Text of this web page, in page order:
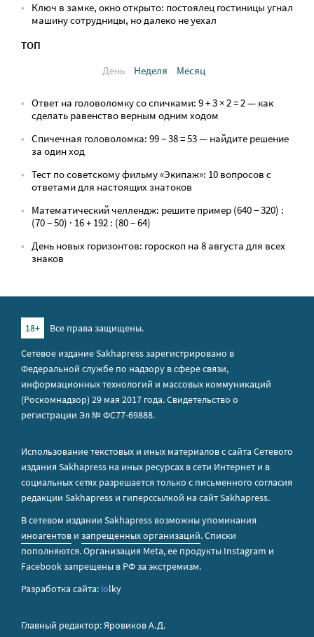
Ключ в замке, окно открыто: постоялец гостиницы угнал
машину сотрудницы, но далеко не уехал
ТОП
День
Неделя Месяц
Ответ на головоломку со спичками: 9 + 3 × 2 = 2 — как
сделать равенство верным одним ходом
Спичечная головоломка: 99 − 38 = 53 — найдите решение
за один ход
Тест по советскому фильму «Экипаж»: 10 вопросов с
ответами для настоящих знатоков
Математический челлендж: решите пример (640 − 320) :
(70 − 50) · 16 + 192 : (80 − 64)
День новых горизонтов: гороскоп на 8 августа для всех
знаков
18+
Все права защищены.
Сетевое издание Sakhapress зарегистрировано в
Федеральной службе по надзору в сфере связи,
информационных технологий и массовых коммуникаций
(Роскомнадзор) 29 мая 2017 года. Свидетельство о
регистрации Эл № ФС77-69888.
Использование текстовых и иных материалов с сайта Сетевого
издания Sakhapress на иных ресурсах в сети Интернет и в
социальных сетях разрешается только с письменного согласия
редакции Sakhapress и гиперссылкой на сайт Sakhapress.
В сетевом издании Sakhapress возможны упоминания
иноагентов и запрещенных организаций. Списки
пополняются. Организация Metа, ее продукты Instagram и
Facebook запрещены в РФ за экстремизм.
Разработка сайта: iolky
Главный редактор: Яровиков А.Д.